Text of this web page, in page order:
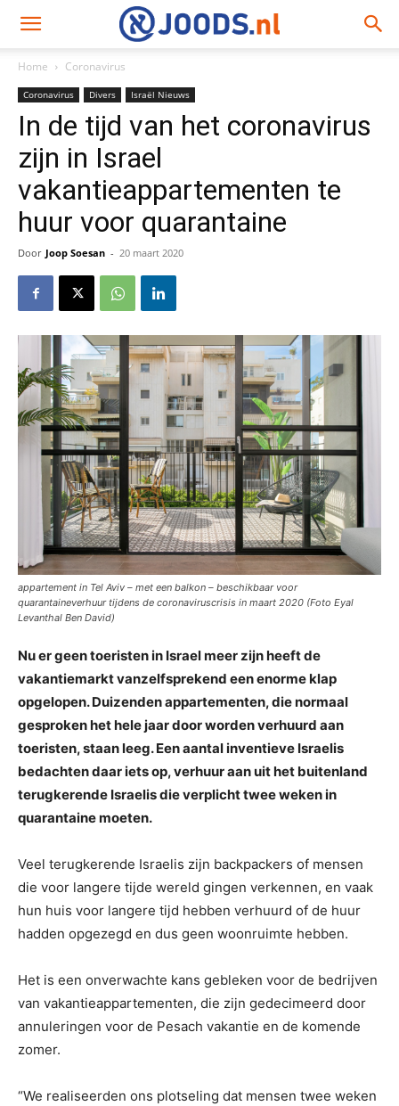
Home Coronavirus
Coronavirus Divers Israël Nieuws
In de tijd van het coronavirus
zijn in Israel
vakantieappartementen te
huur voor quarantaine
Door Joop Soesan - 20 maart 2020
appartement in Tel Aviv – met een balkon – beschikbaar voor
quarantaineverhuur tijdens de coronaviruscrisis in maart 2020 (Foto Eyal
Levanthal Ben David)
Nu er geen toeristen in Israel meer zijn heeft de
vakantiemarkt vanzelfsprekend een enorme klap
opgelopen. Duizenden appartementen, die normaal
gesproken het hele jaar door worden verhuurd aan
toeristen, staan leeg. Een aantal inventieve Israelis
bedachten daar iets op, verhuur aan uit het buitenland
terugkerende Israelis die verplicht twee weken in
quarantaine moeten.
Veel terugkerende Israelis zijn backpackers of mensen
die voor langere tijde wereld gingen verkennen, en vaak
hun huis voor langere tijd hebben verhuurd of de huur
hadden opgezegd en dus geen woonruimte hebben.
Het is een onverwachte kans gebleken voor de bedrijven
van vakantieappartementen, die zijn gedecimeerd door
annuleringen voor de Pesach vakantie en de komende
zomer.
“We realiseerden ons plotseling dat mensen twee weken